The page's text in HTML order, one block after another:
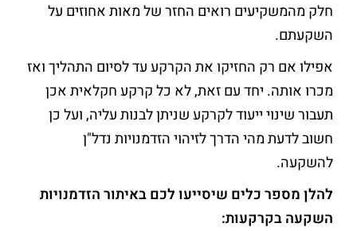
חלק מהמשקיעים רואים החזר של מאות אחוזים על
השקעתם.
אפילו אם רק החזיקו את הקרקע עד לסיום התהליך ואז
מכרו אותה. יחד עם זאת, לא כל קרקע חקלאית אכן
תעבור שינוי ייעוד לקרקע שניתן לבנות עליה, ועל כן
חשוב לדעת מהי הדרך לזיהוי הזדמנויות נדל"ן
להשקעה.
להלן מספר כלים שיסייעו לכם באיתור הזדמנויות
השקעה בקרקעות: